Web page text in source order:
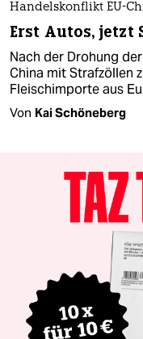
Handelskonflikt EU-
Erst Autos, jetzt
Nach der Drohung
China mit Strafzöllen
Fleischimporte aus
Von Kai Schöneberg